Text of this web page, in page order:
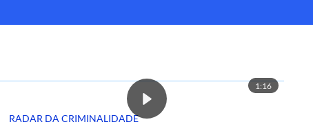
1:16
RADAR DA CRIMINALIDADE